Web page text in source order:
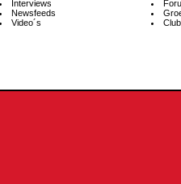
Interviews
Newsfeeds
Video´s